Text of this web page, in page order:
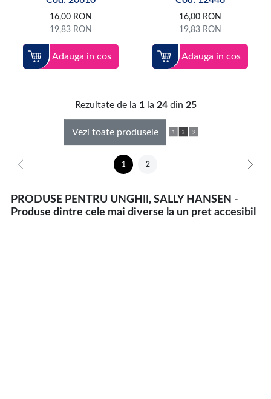
16,00 RON
19,83RON
Adauga in cos
16,00 RON
19,83RON
Adauga in cos
Rezultate de la 1la 24din 25
Vezi toate produsele
1 2
PRODUSE PENTRU UNGHII, SALLY HANSEN -
Produse dintre cele mai diverse la un pret accesibil